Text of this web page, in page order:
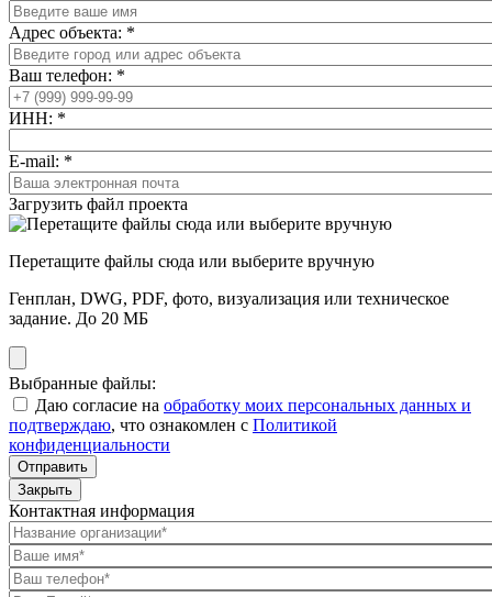
Адрес объекта: *
Ваш телефон: *
ИНН: *
E-mail: *
Загрузить файл проекта
Перетащите файлы сюда или выберите вручную
Генплан, DWG, PDF, фото, визуализация или техническое
задание. До 20 МБ
Выбранные файлы:
Даю согласие на обработку моих персональных данных и
подтверждаю, что ознакомлен с Политикой
конфиденциальности
Отправить
Закрыть
Контактная информация